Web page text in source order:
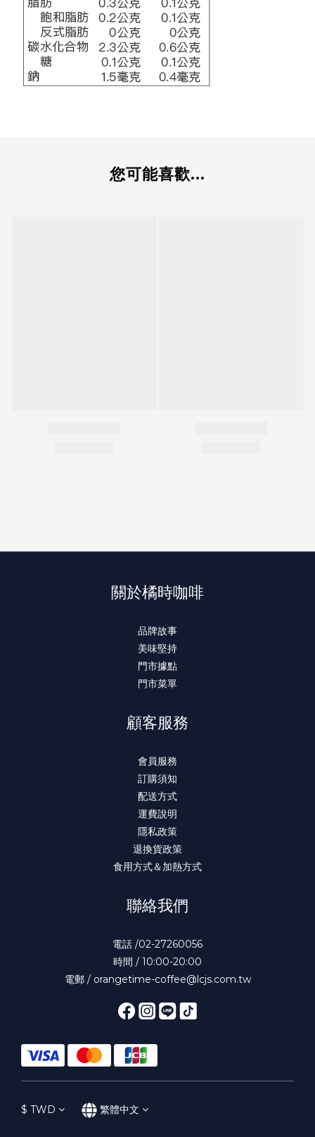
您可能喜歡...
關於橘時咖啡
品牌故事
美味堅持
門市據點
門市菜單
顧客服務
會員服務
訂購須知
配送方式
運費說明
隱私政策
退換貨政策
食用方式＆加熱方式
聯絡我們
電話 /02-27260056
時間 / 10:00-20:00
電郵 / orangetime-coffee@lcjs.com.tw
$ TWD 繁體中文